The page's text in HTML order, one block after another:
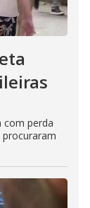
com perda
procuraram